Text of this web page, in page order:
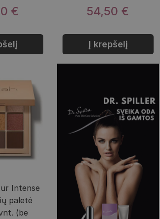
€ 54,50 €
Į krepšelį
Intense
paletė
(be